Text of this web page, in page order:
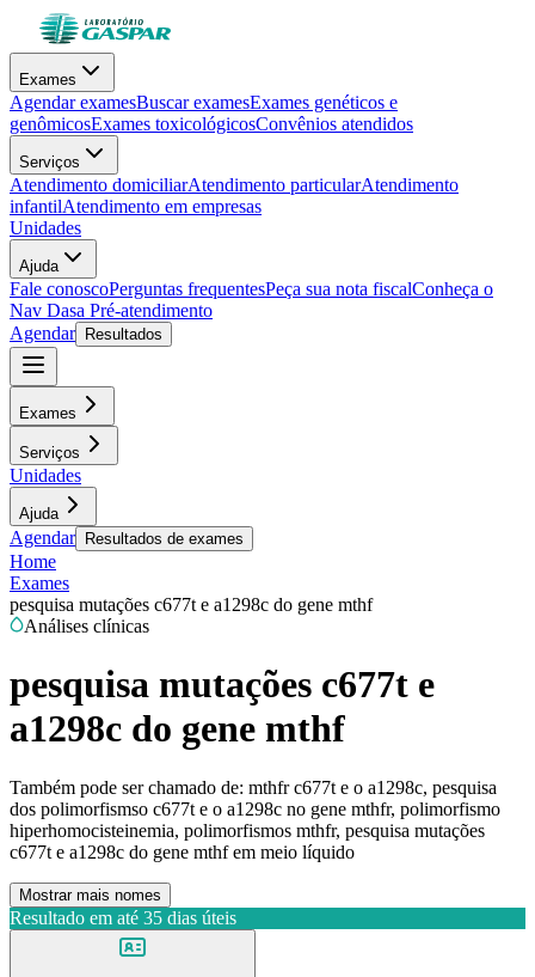
Exames
Agendar examesBuscar examesExames genéticos e
genômicosExames toxicológicosConvênios atendidos
Serviços
Atendimento domiciliarAtendimento particularAtendimento
infantilAtendimento em empresas
Unidades
Ajuda
Fale conoscoPerguntas frequentesPeça sua nota fiscalConheça o
Nav Dasa Pré-atendimento
Agendar
Resultados
Exames
Serviços
Unidades
Ajuda
Agendar Resultados de exames
Home
Exames
pesquisa mutações c677t e a1298c do gene mthf
Análises clínicas
pesquisa mutações c677t e
a1298c do gene mthf
Também pode ser chamado de: mthfr c677t e o a1298c, pesquisa
dos polimorfismso c677t e o a1298c no gene mthfr, polimorfismo
hiperhomocisteinemia, polimorfismos mthfr, pesquisa mutações
c677t e a1298c do gene mthf em meio líquido
Mostrar mais nomes
Resultado em até 35 dias úteis